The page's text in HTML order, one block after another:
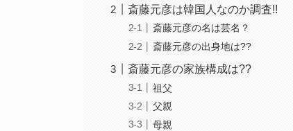
斎藤元彦は韓国人なのか調査!!
斎藤元彦の名は芸名？
斎藤元彦の出身地は??
斎藤元彦の家族構成は??
祖父
父親
母親